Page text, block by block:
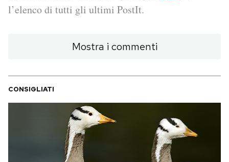
I MIEI PREFERITI
l’elenco di tutti gli ultimi PostIt.
Mostra i commenti
CONSIGLIATI